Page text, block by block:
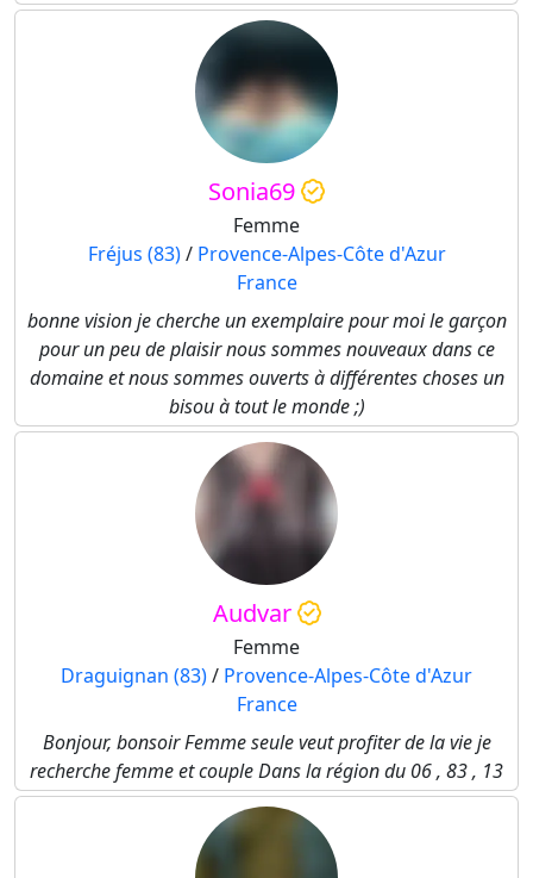
Sonia69
Femme
Fréjus (83)/ Provence-Alpes-Côte d'Azur
France
bonne vision je cherche un exemplaire pour moi le garçon
pour un peu de plaisir nous sommes nouveaux dans ce
domaine et nous sommes ouverts à différentes choses un
bisou à tout le monde ;)
Audvar
Femme
Draguignan (83)/ Provence-Alpes-Côte d'Azur
France
Bonjour, bonsoir Femme seule veut profiter de la vie je
recherche femme et couple Dans la région du 06 , 83 , 13